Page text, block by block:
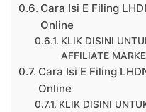
Cara Isi E Filing
Online
KLIK DISINI
AFFILIATE
Cara Isi E Filing
Online
KLIK DISINI